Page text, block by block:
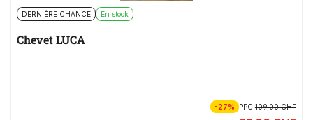
DERNIÈRE CHANCE En stock
Chevet LUCA
-27% PPC109.00 CHF